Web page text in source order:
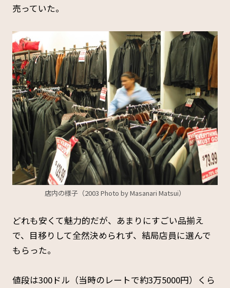
売っていた。
店内の様子（2003 Photo by Masanari Matsui）
どれも安くて魅力的だが、あまりにすごい品揃え
で、目移りして全然決められず、結局店員に選んで
もらった。
値段は300ドル（当時のレートで約3万5000円）くら